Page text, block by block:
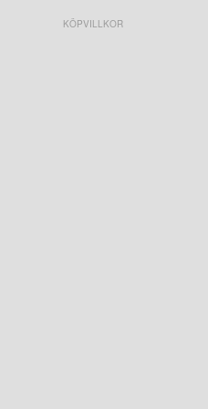
KÖPVILLKOR